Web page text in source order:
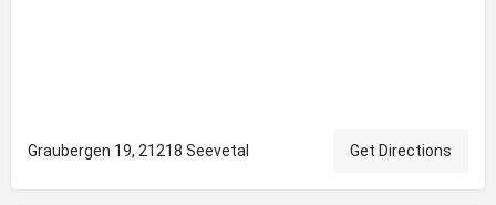
Graubergen 19, 21218 Seevetal Get Directions